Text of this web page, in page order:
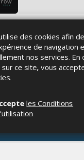
des cookies afin
de navigation
nos services. En
ce site, vous
les Conditions